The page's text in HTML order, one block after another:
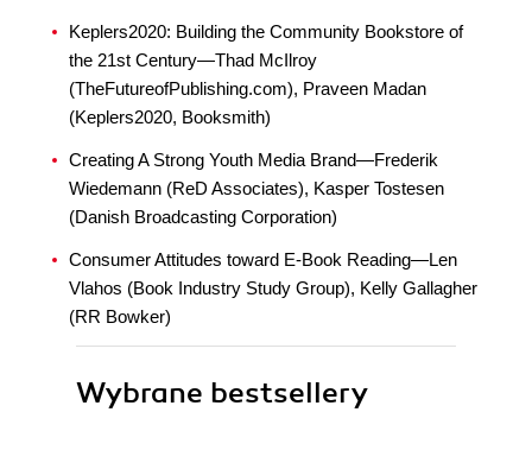
Keplers2020: Building the Community Bookstore of
the 21st Century—Thad McIlroy
(TheFutureofPublishing.com), Praveen Madan
(Keplers2020, Booksmith)
Creating A Strong Youth Media Brand—Frederik
Wiedemann (ReD Associates), Kasper Tostesen
(Danish Broadcasting Corporation)
Consumer Attitudes toward E-Book Reading—Len
Vlahos (Book Industry Study Group), Kelly Gallagher
(RR Bowker)
Wybrane bestsellery